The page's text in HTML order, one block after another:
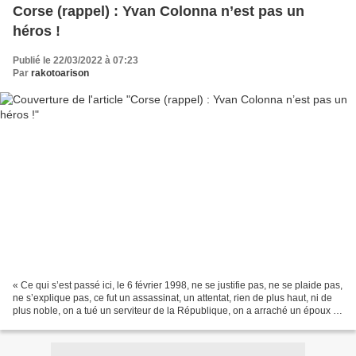
Corse (rappel) : Yvan Colonna n’est pas un
héros !
Publié le 22/03/2022 à 07:23
Par rakotoarison
« Ce qui s’est passé ici, le 6 février 1998, ne se justifie pas, ne se plaide pas,
ne s’explique pas, ce fut un assassinat, un attentat, rien de plus haut, ni de
plus noble, on a tué un serviteur de la République, on a arraché un époux et